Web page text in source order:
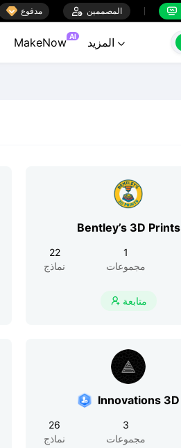
 مدفوع  المصممين 
MakeNow AI

Bentley’s 3D Prints
22
نماذج
1
مجموعات
 متابعة
Innovations 3D
26
نماذج
3
مجموعات